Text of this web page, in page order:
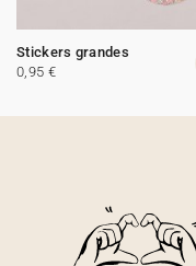
Stickers grandes
0,95 €